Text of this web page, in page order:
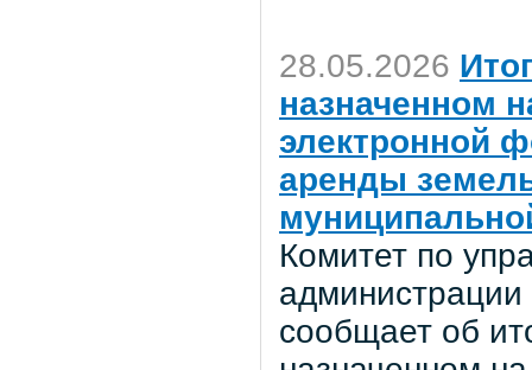
28.05.2026
назначенном
электронной
аренды
Комитет по
администрации
сообщает об